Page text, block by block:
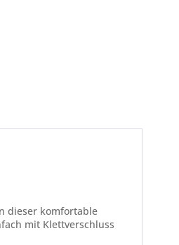
dieser komfortable
mit Klettverschluss